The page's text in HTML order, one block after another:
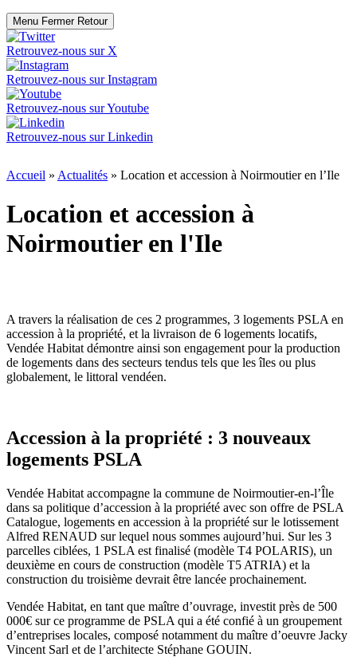
Menu Fermer Retour
Retrouvez-nous sur X
Retrouvez-nous surInstagram
Retrouvez-nous surYoutube
Retrouvez-nous surLinkedin
Accueil » Actualités » Location et accession à Noirmoutier en l’Ile
Location et accession à
Noirmoutier en l'Ile
A travers la réalisation de ces 2 programmes, 3 logements PSLA en
accession à la propriété, et la livraison de 6 logements locatifs,
Vendée Habitat démontre ainsi son engagement pour la production
de logements dans des secteurs tendus tels que les îles ou plus
globalement, le littoral vendéen.
Accession à la propriété : 3 nouveaux
logements PSLA
Vendée Habitat accompagne la commune de Noirmoutier-en-l’Île
dans sa politique d’accession à la propriété avec son offre de PSLA
Catalogue, logements en accession à la propriété sur le lotissement
Alfred RENAUD sur lequel nous sommes aujourd’hui. Sur les 3
parcelles ciblées, 1 PSLA est finalisé (modèle T4 POLARIS), un
deuxième en cours de construction (modèle T5 ATRIA) et la
construction du troisième devrait être lancée prochainement.
Vendée Habitat, en tant que maître d’ouvrage, investit près de 500
000€ sur ce programme de PSLA qui a été confié à un groupement
d’entreprises locales, composé notamment du maître d’oeuvre Jacky
Vincent Sarl et de l’architecte Stéphane GOUIN.